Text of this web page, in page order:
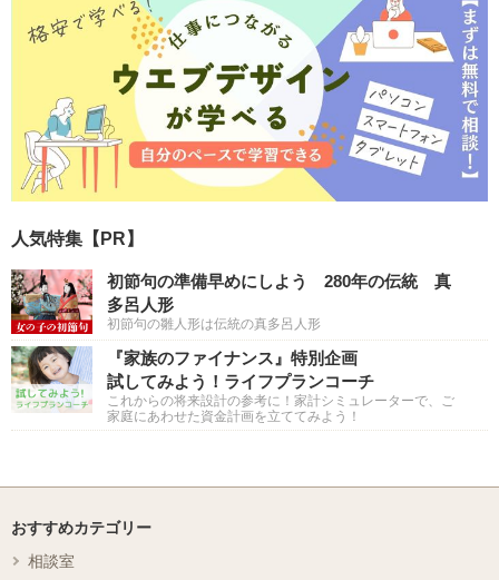
人気特集【PR】
初節句の準備早めにしよう 280年の伝統 真
多呂人形
初節句の雛人形は伝統の真多呂人形
『家族のファイナンス』特別企画
試してみよう！ライフプランコーチ
これからの将来設計の参考に！家計シミュレーターで、ご
家庭にあわせた資金計画を立ててみよう！
おすすめカテゴリー
相談室